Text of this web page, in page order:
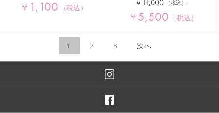
¥ 1,100 （税込）
¥11,000 （税込）
¥5,500 （税込）
1 2 3 次へ